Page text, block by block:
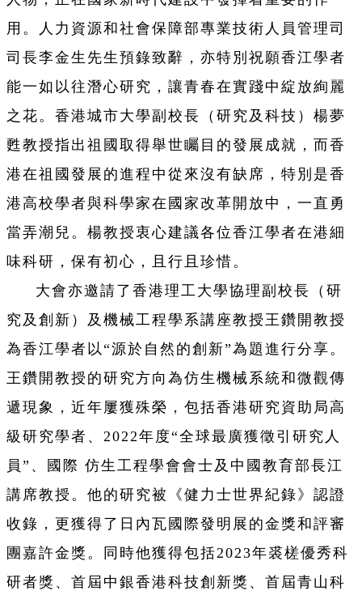
用。人力資源和社會保障部專業技術人員管理司
司長李金生先生預錄致辭，亦特別祝願香江學者
能一如以往潛心研究，讓青春在實踐中綻放絢麗
之花。香港城市大學副校長（研究及科技）楊夢
甦教授指出祖國取得舉世矚目的發展成就，而香
港在祖國發展的進程中從來沒有缺席，特別是香
港高校學者與科學家在國家改革開放中，一直勇
當弄潮兒。楊教授衷心建議各位香江學者在港細
味科研，保有初心，且行且珍惜。
大會亦邀請了香港理工大學協理副校長（研
究及創新）及機械工程學系講座教授王鑽開教授
為香江學者以“源於自然的創新”為題進行分享。
王鑽開教授的研究方向為仿生機械系統和微觀傳
遞現象，近年屢獲殊榮，包括香港研究資助局高
級研究學者、2022年度“全球最廣獲徵引研究人
員”、國際 仿生工程學會會士及中國教育部長江
講席教授。他的研究被《健力士世界紀錄》認證
收錄，更獲得了日內瓦國際發明展的金獎和評審
團嘉許金獎。同時他獲得包括2023年裘槎優秀科
研者獎、首屆中銀香港科技創新獎、首屆青山科